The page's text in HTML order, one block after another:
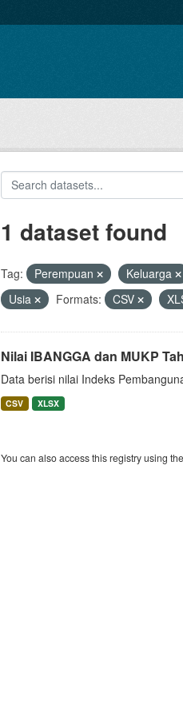
1 dataset found
Tag: Perempuan Keluarga
Usia
Formats: CSV
Nilai IBANGGA dan MUKP
Data berisi nilai Indeks
CSV XLSX
You can also access this registry using the